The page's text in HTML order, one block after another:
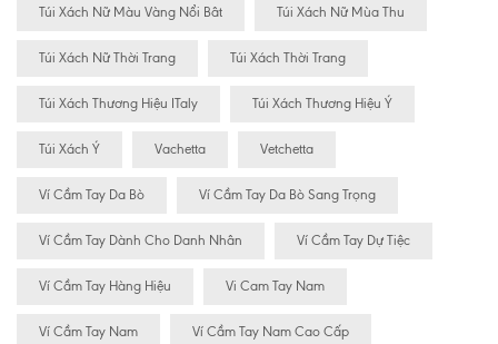
Túi Xách Nữ Màu Vàng Nổi Bât Túi Xách Nữ Mùa Thu
Túi Xách Nữ Thời Trang Túi Xách Thời Trang
Túi Xách Thương Hiệu ITaly Túi Xách Thương Hiệu Ý
Túi Xách Ý Vachetta Vetchetta
Ví Cầm Tay Da Bò Ví Cầm Tay Da Bò Sang Trọng
Ví Cầm Tay Dành Cho Danh Nhân Ví Cầm Tay Dự Tiệc
Ví Cầm Tay Hàng Hiệu Vi Cam Tay Nam
Ví Cầm Tay Nam Ví Cầm Tay Nam Cao Cấp